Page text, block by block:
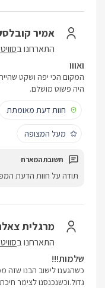
אמיר
התארחנו ב
ואווו
המקום הכי יפה ושקט
היה פשוט מושלם.
חוות דעת מאומתת
מעל המצופה
תודה על חוות הדעת
מרגלית
התארחנו ב
שלמות!!!
גדול.וכשנכנסנו לצימר